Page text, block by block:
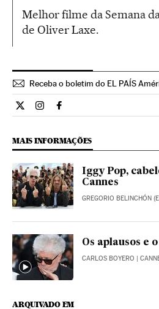
Melhor filme da Semana
de Oliver Laxe.
Receba o boletim do EL PAÍS
Cultura El País Brasil en Twitter
Cultura El País Brasil en
Cultura El País Brasil en
MAIS INFORMAÇÕES
Iggy Pop,
Cannes
GREGORIO BELINCHÓN
Os aplausos e
CARLOS BOYERO |
ARQUIVADO EM